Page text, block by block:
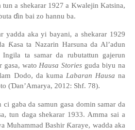
tun a shekarar 1927 a Kwalejin Katsina,
ɗin bai zo hannu ba.
yadda aka yi bayani, a shekarar 1929
Ƙasa ta Nazarin Harsuna da Al’adun
ta samar da rubutattun gajerun
gasa, wato Hausa Stories guda biyuna
Dodo, da kuma Labaran Hausa na
(Ɗan’Amarya, 2012: Shf. 78).
gaba da samun gasa domin samar da
tun daga shekarar 1933. Amma sai a
Muhammad Bashir Ƙaraye, wadda aka